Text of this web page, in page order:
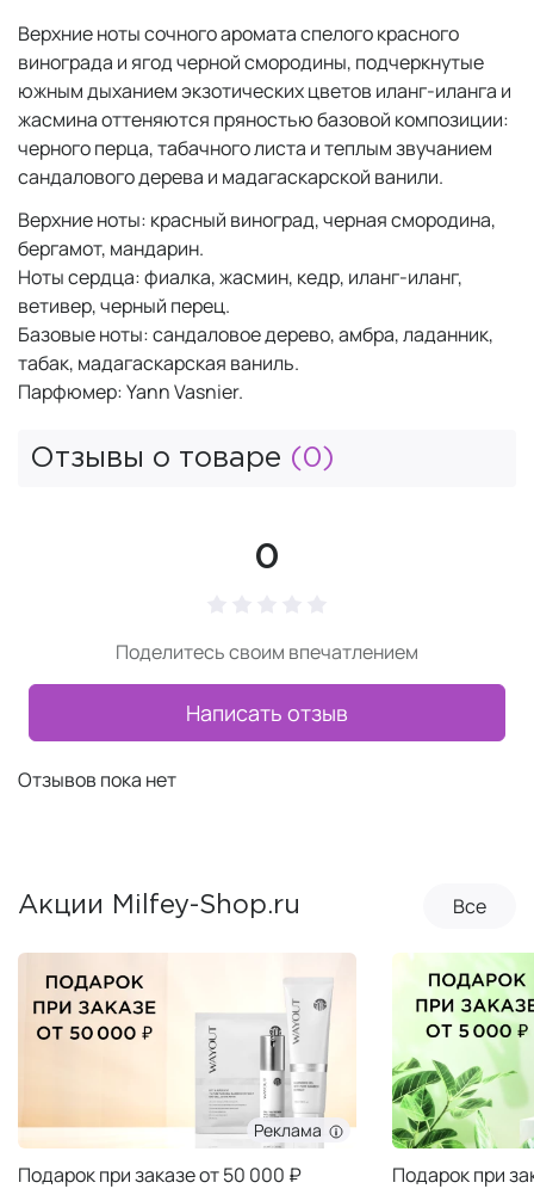
Верхние ноты сочного аромата спелого красного
винограда и ягод черной смородины, подчеркнутые
южным дыханием экзотических цветов иланг-иланга и
жасмина оттеняются пряностью базовой композиции:
черного перца, табачного листа и теплым звучанием
сандалового дерева и мадагаскарской ванили.
Верхние ноты: красный виноград, черная смородина,
бергамот, мандарин.
Ноты сердца: фиалка, жасмин, кедр, иланг-иланг,
ветивер, черный перец.
Базовые ноты: сандаловое дерево, амбра, ладанник,
табак, мадагаскарская ваниль.
Парфюмер: Yann Vasnier.
Отзывы о товаре (0)
0
Поделитесь своим впечатлением
Написать отзыв
Отзывов пока нет
Акции Milfey-Shop.ru Все
Реклама
Подарок при заказе от 50 000 ₽ Подарок при